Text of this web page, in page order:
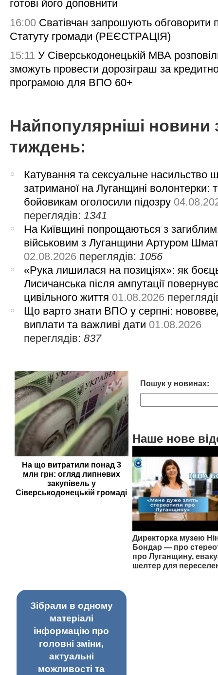
готові його доповнити
16:00 Сватівчан запрошують обговорити
Статуту громади (РЕЄСТРАЦІЯ)
15:11 У Сіверськодонецькій МВА
зможуть провести дорозіграш за
програмою для ВПО 60+
Найпопулярніші новини
тиждень:
Катування та сексуальне насильство
затриманої на Луганщині волонтерки:
бойовикам оголосили підозру
переглядів: 1341
На Київщині попрощаються з загиблим
військовим з Луганщини Артуром
02.08.2026 переглядів: 1056
«Рука лишилася на позиціях»: як
Лисичанська після ампутації
цивільного життя 01.08.2026
Що варто знати ВПО у серпні:
виплати та важливі дати 01.08.2026
переглядів:837
На що витратили понад 3
млн грн: огляд липневих
закупівель у
Сіверськодонецькій громаді
Пошук у новинах:
Наше нове
Директорка музею
Бондар — про
про Луганщину,
шелтер для
Зібрали в одному
матеріалі
інформацію про
головні зміни,
актуальні
можливості та